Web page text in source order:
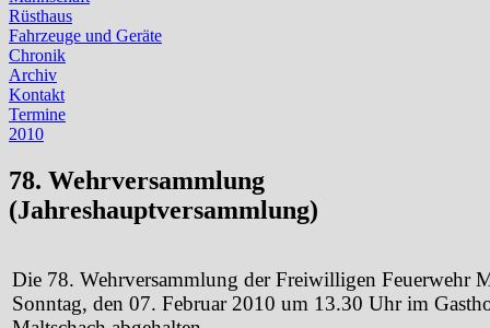
anzeigen
Rüsthaus
Fahrzeuge und Geräte
Chronik
Archiv
Kontakt
Termine
2010
78. Wehrversammlung
(Jahreshauptversammlung)
Die 78. Wehrversammlung der Freiwilligen Feuerwehr
Sonntag, den 07. Februar 2010 um 13.30 Uhr im